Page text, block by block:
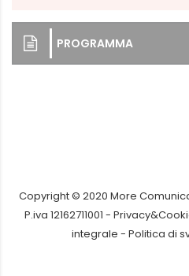
PROGRAMMA
Copyright © 2020 More
P.iva 12162711001 -
integrale - Politica di